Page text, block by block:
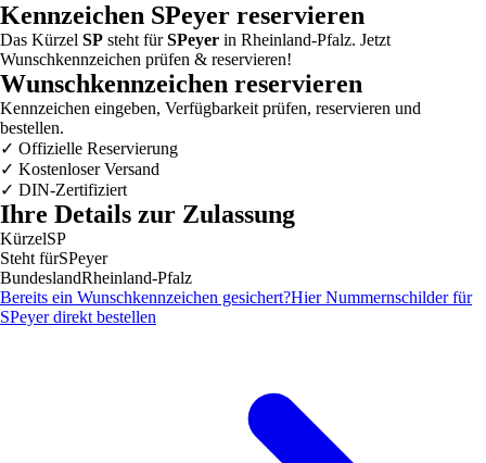
Kennzeichen SPeyer reservieren
Das Kürzel SP steht fürSPeyer in Rheinland-Pfalz. Jetzt
Wunschkennzeichen prüfen & reservieren!
Wunschkennzeichen reservieren
Kennzeichen eingeben, Verfügbarkeit prüfen, reservieren und
bestellen.
✓ Offizielle Reservierung
✓ Kostenloser Versand
✓ DIN-Zertifiziert
Ihre Details zur Zulassung
KürzelSP
Steht fürSPeyer
BundeslandRheinland-Pfalz
Bereits ein Wunschkennzeichen gesichert?Hier Nummernschilder für
SPeyerdirekt bestellen